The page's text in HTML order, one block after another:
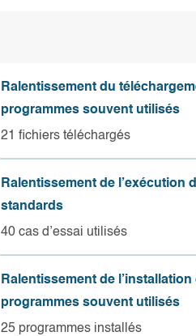
Ralentissement du
programmes souvent utilisés
21 fichiers téléchargés
Ralentissement de l’exécution
standards
40 cas d’essai utilisés
Ralentissement de l’installation
programmes souvent utilisés
25 programmes installés